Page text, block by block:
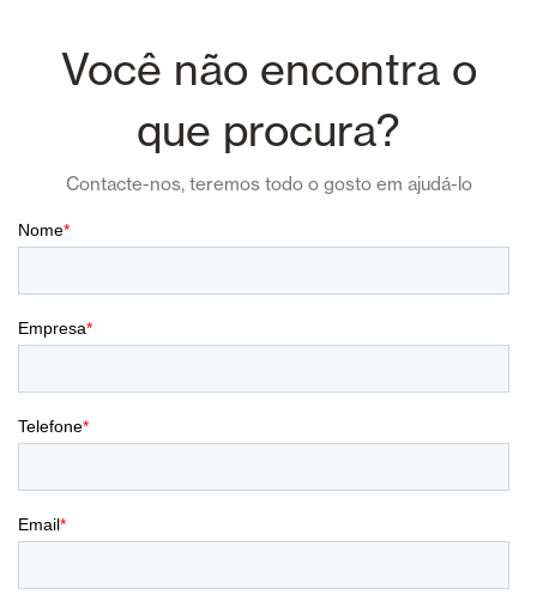
Você não encontra o
que procura?
Contacte-nos, teremos todo o gosto em ajudá-lo